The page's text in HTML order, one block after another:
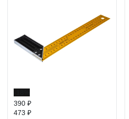
390 ₽
473 ₽